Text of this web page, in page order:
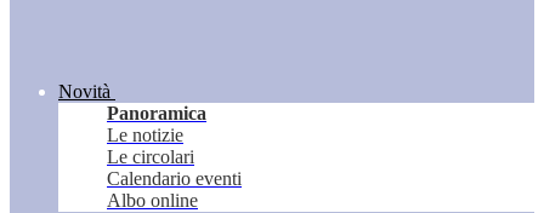
Novità
Panoramica
Le notizie
Le circolari
Calendario eventi
Albo online